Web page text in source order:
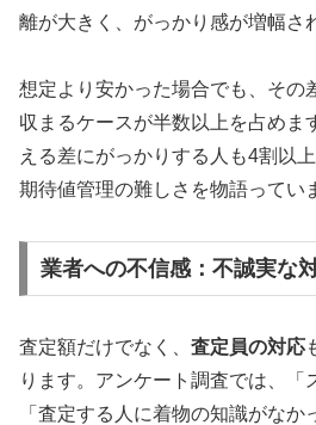
離が大きく、がっかり感が増幅さ
想定より安かった場合でも、その
収まるケースが半数以上を占めま
える差にがっかりする人も4割以
期待値管理の難しさを物語ってい
業者への不信感：不誠実な
査定額だけでなく、 査定員の対応
ります。アンケート調査では、「
「査定する人に着物の知識がな